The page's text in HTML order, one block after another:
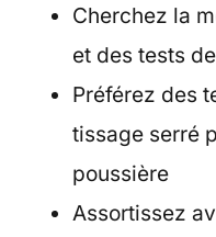
Cherchez la
et des tests
Préférez des
tissage serré
poussière
Assortissez